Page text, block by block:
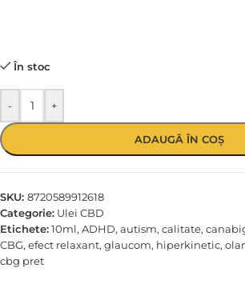
În stoc
- +
ADAUGĂ ÎN COȘ
SKU: 8720589912618
Categorie: Ulei CBD
Etichete:10ml, ADHD, autism, calitate,
CBG, efect relaxant, glaucom, hiperkinetic,
cbg pret